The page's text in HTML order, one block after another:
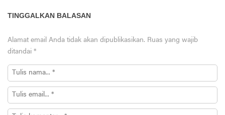
TINGGALKAN BALASAN
Alamat email Anda tidak akan dipublikasikan. Ruas yang wajib
ditandai *